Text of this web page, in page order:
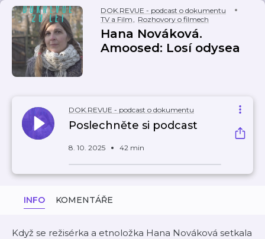
DOK.REVUE - podcast o dokumentu
TV a Film, Rozhovory o filmech
Hana Nováková.
Amoosed: Losí odysea
DOK.REVUE - podcast o dokumentu
Poslechněte si podcast
8. 10. 2025 42 min
INFO KOMENTÁŘE
Když se režisérka a etnoložka Hana Nováková setkala